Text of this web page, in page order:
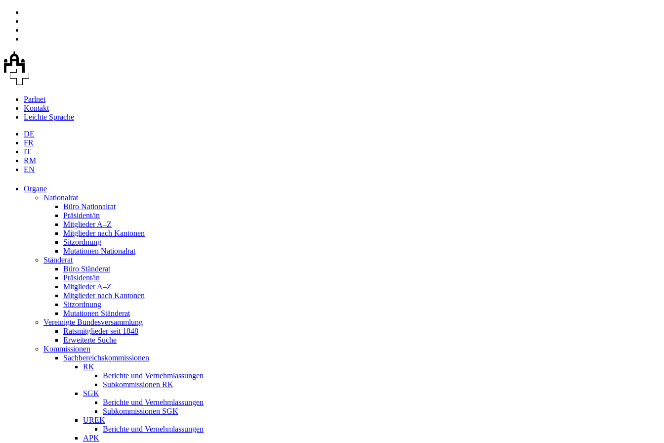
Parlnet
Kontakt
Leichte Sprache
DE
FR
IT
RM
EN
Organe
Nationalrat
Büro Nationalrat
Präsident/in
Mitglieder A–Z
Mitglieder nach Kantonen
Sitzordnung
Mutationen Nationalrat
Ständerat
Büro Ständerat
Präsident/in
Mitglieder A–Z
Mitglieder nach Kantonen
Sitzordnung
Mutationen Ständerat
Vereinigte Bundesversammlung
Ratsmitglieder seit 1848
Erweiterte Suche
Kommissionen
Sachbereichskommissionen
RK
Berichte und Vernehmlassungen
Subkommissionen RK
SGK
Berichte und Vernehmlassungen
Subkommissionen SGK
UREK
Berichte und Vernehmlassungen
APK